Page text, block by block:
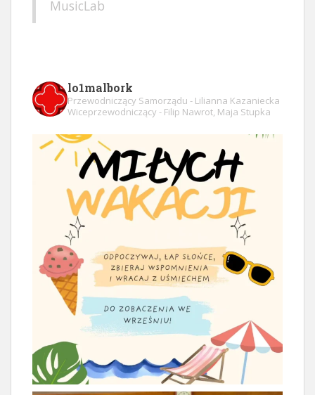
MusicLab
lo1malbork
Przewodniczący Samorządu - Lilianna Kazaniecka
Wiceprzewodniczący - Filip Nawrot, Maja Stupka